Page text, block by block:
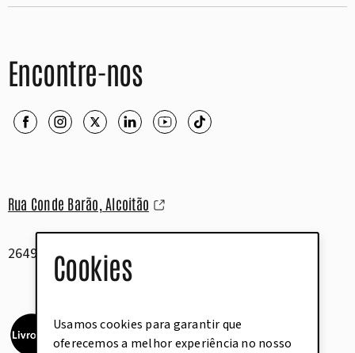
Cookies
Usamos cookies para garantir que
oferecemos a melhor experiência no nosso
Encontre-nos
Rua Conde Barão, Alcoitão
2649-506 Alcabideche